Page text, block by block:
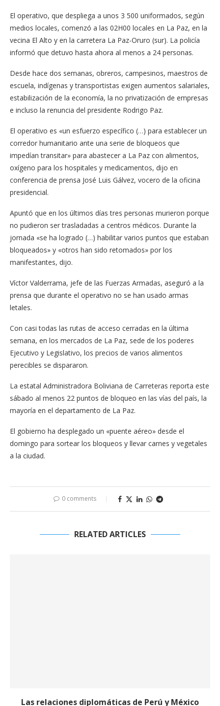
El operativo, que despliega a unos 3 500 uniformados, según
medios locales, comenzó a las 02H00 locales en La Paz, en la
vecina El Alto y en la carretera La Paz-Oruro (sur). La policía
informó que detuvo hasta ahora al menos a 24 personas.
Desde hace dos semanas, obreros, campesinos, maestros de
escuela, indígenas y transportistas exigen aumentos salariales,
estabilización de la economía, la no privatización de empresas
e incluso la renuncia del presidente Rodrigo Paz.
El operativo es «un esfuerzo específico (…) para establecer un
corredor humanitario ante una serie de bloqueos que
impedían transitar» para abastecer a La Paz con alimentos,
oxígeno para los hospitales y medicamentos, dijo en
conferencia de prensa José Luis Gálvez, vocero de la oficina
presidencial.
Apuntó que en los últimos días tres personas murieron porque
no pudieron ser trasladadas a centros médicos. Durante la
jornada «se ha logrado (…) habilitar varios puntos que estaban
bloqueados» y «otros han sido retomados» por los
manifestantes, dijo.
Víctor Valderrama, jefe de las Fuerzas Armadas, aseguró a la
prensa que durante el operativo no se han usado armas
letales.
Con casi todas las rutas de acceso cerradas en la última
semana, en los mercados de La Paz, sede de los poderes
Ejecutivo y Legislativo, los precios de varios alimentos
perecibles se dispararon.
La estatal Administradora Boliviana de Carreteras reporta este
sábado al menos 22 puntos de bloqueo en las vías del país, la
mayoría en el departamento de La Paz.
El gobierno ha desplegado un «puente aéreo» desde el
domingo para sortear los bloqueos y llevar carnes y vegetales
a la ciudad.
0 comments
RELATED ARTICLES
Las relaciones diplomáticas de Perú y México